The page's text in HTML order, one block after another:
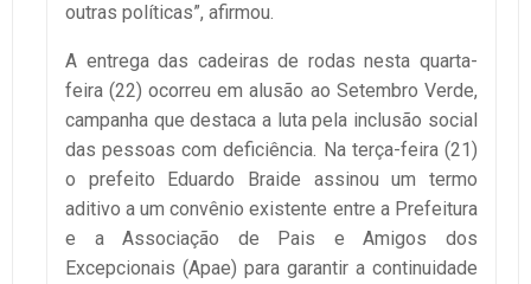
outras políticas”, afirmou.
A entrega das cadeiras de rodas nesta quarta-
feira (22) ocorreu em alusão ao Setembro Verde,
campanha que destaca a luta pela inclusão social
das pessoas com deficiência. Na terça-feira (21)
o prefeito Eduardo Braide assinou um termo
aditivo a um convênio existente entre a Prefeitura
e a Associação de Pais e Amigos dos
Excepcionais (Apae) para garantir a continuidade